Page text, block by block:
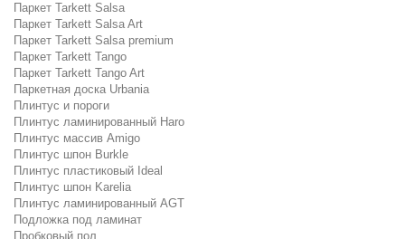
Паркет Tarkett Salsa
Паркет Tarkett Salsa Art
Паркет Tarkett Salsa premium
Паркет Tarkett Tango
Паркет Tarkett Tango Art
Паркетная доска Urbania
Плинтус и пороги
Плинтус ламинированный Haro
Плинтус массив Amigo
Плинтус шпон Burkle
Плинтус пластиковый Ideal
Плинтус шпон Karelia
Плинтус ламинированный AGT
Подложка под ламинат
Пробковый пол